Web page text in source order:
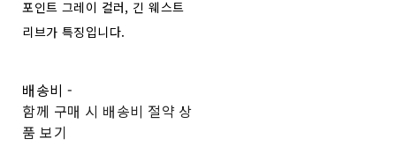
포인트 그레이 컬러, 긴 웨스트
리브가 특징입니다.
배송비-
함께 구매 시 배송비 절약 상
품 보기